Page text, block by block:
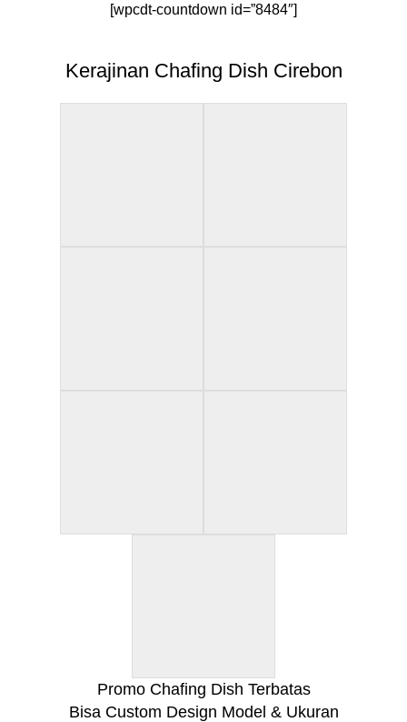
[wpcdt-countdown id=”8484″]
Kerajinan Chafing Dish Cirebon
Promo Chafing Dish Terbatas
Bisa Custom Design Model & Ukuran